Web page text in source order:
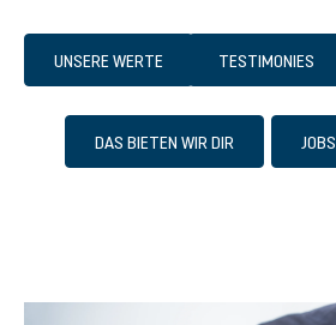
UNSERE WERTE TESTIMONIES
DAS BIETEN WIR DIR JOBS